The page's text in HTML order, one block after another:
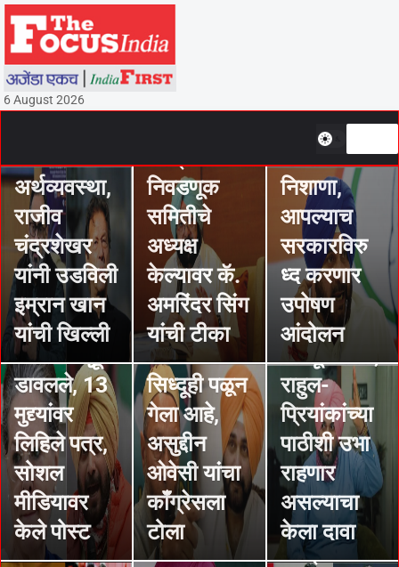
6 August 2026
तुमच्याकडे
सिध्दू आणि
आमच्याकडे
वाढणारी
अर्थव्यवस्था,
राजीव
चंद्रशेखर
यांनी उडविली
इम्रान खान
यांची खिल्ली
सिंग चन्नी
आता केवळ
नाईट
कॉँग्रेस
निवडणूक
समितीचे
अध्यक्ष
केल्यावर कॅ.
अमरिंदर सिंग
यांची टीका
चरणजीतसिंग
चन्नींवर
निशाणा,
आपल्याच
सरकारविरु
ध्द करणार
उपोषण
आंदोलन
STORIES
सोशल
मीडियावरद्वारे
न बोलण्याचे
सोनियांचे
निर्देश सिद्धूंनी
डावलले, 13
मुद्द्यांवर
लिहिले पत्र,
सोशल
मीडियावर
केले पोस्ट
STORIES
आता तर
सिध्दूही पळून
गेला आहे,
असुद्दीन
ओवेसी यांचा
कॉँग्रेसला
टोला
STORIES
सिध्दू नरमले,
राहुल-
प्रियांकांच्या
पाठीशी उभा
राहणार
असल्याचा
केला दावा
STORIES
काँग्रेस
पक्षश्रेष्ठी
सिद्धूंची
नाराजी दूर
करण्याची
शक्यता धूसर,
कॅप्टन
अमरिंदर
STORIES
कन्हैया –
जिग्नेशच्या
स्वागतात
काँग्रेस नेते